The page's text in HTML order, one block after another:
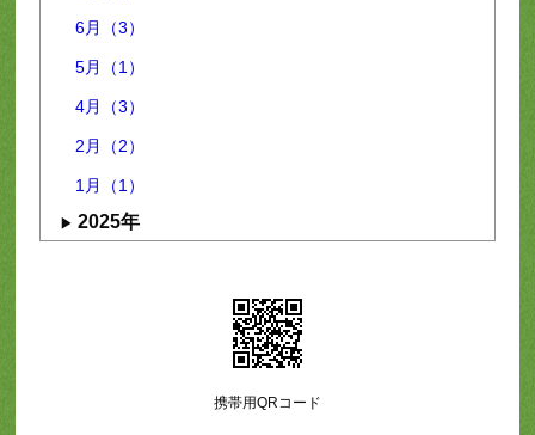
6月（3）
5月（1）
4月（3）
2月（2）
1月（1）
2025年
携帯用QRコード